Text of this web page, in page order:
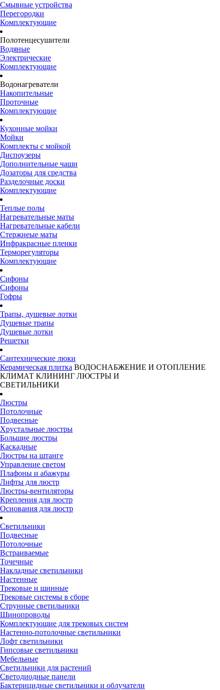
Смывные устройства
Перегородки
Комплектующие
Полотенцесушители
Водяные
Электрические
Комплектующие
Водонагреватели
Накопительные
Проточные
Комплектующие
Кухонные мойки
Мойки
Комплекты с мойкой
Диспоузеры
Дополнительные чаши
Дозаторы для средства
Разделочные доски
Комплектующие
Теплые полы
Нагревательные маты
Нагревательные кабели
Стержнеые маты
Инфракрасные пленки
Терморегуляторы
Комплектующие
Сифоны
Сифоны
Гофры
Трапы, душевые лотки
Душевые трапы
Душевые лотки
Решетки
Сантехнические люки
Керамическая плитка ВОДОСНАБЖЕНИЕ И ОТОПЛЕНИЕ
КЛИМАТ КЛИНИНГ ЛЮСТРЫ И
СВЕТИЛЬНИКИ
Люстры
Потолочные
Подвесные
Хрустальные люстры
Большие люстры
Каскадные
Люстры на штанге
Управление светом
Плафоны и абажуры
Лифты для люстр
Люстры-вентиляторы
Крепления для люстр
Основания для люстр
Светильники
Подвесные
Потолочные
Встраиваемые
Точечные
Накладные светильники
Настенные
Трековые и шинные
Трековые системы в сборе
Струнные светильники
Шинопроводы
Комплектующие для трековых систем
Настенно-потолочные светильники
Лофт светильники
Гипсовые светильники
Мебельные
Светильники для растений
Светодиодные панели
Бактерицидные светильники и облучатели